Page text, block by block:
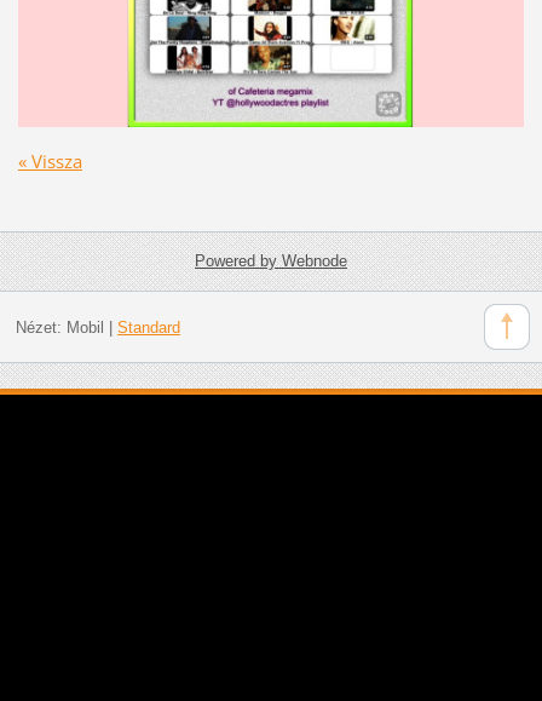
« Vissza
Powered by Webnode
Nézet: Mobil Standard